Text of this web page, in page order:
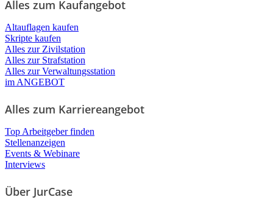
Alles zum Kaufangebot
Altauflagen kaufen
Skripte kaufen
Alles zur Zivilstation
Alles zur Strafstation
Alles zur Verwaltungsstation
im ANGEBOT
Alles zum Karriereangebot
Top Arbeitgeber finden
Stellenanzeigen
Events & Webinare
Interviews
Über JurCase